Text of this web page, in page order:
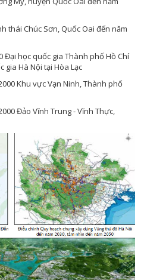
thái Chúc Sơn, Quốc Oai đến năm
Đại học quốc gia Thành phố Hồ Chí
gia Hà Nội tại Hòa Lạc
Khu vực Vạn Ninh, Thành phố
Đảo Vĩnh Trung - Vĩnh Thực,